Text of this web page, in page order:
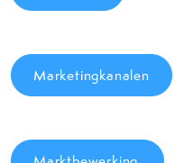
Marketingkanalen